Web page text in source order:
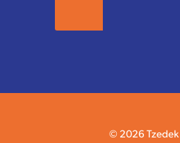
© 2026 Tzedek